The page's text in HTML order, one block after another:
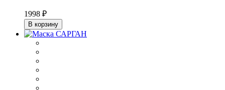
1998 ₽
В корзину